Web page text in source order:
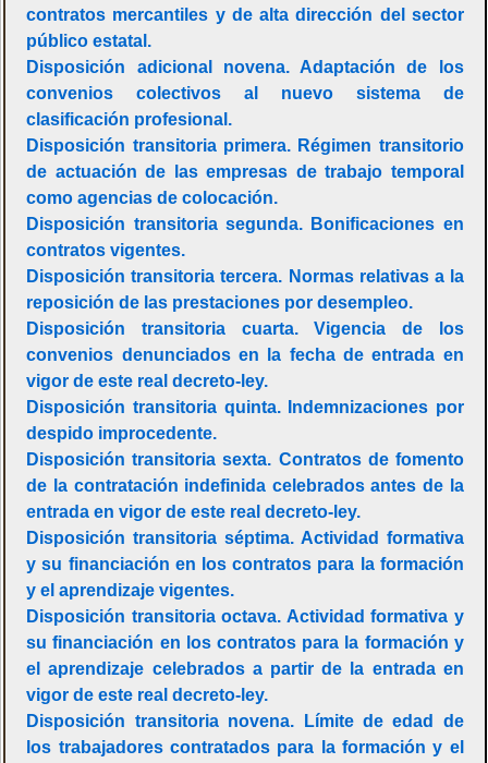
contratos mercantiles y de alta dirección del sector
público estatal.
Disposición adicional novena. Adaptación de los
convenios colectivos al nuevo sistema de
clasificación profesional.
Disposición transitoria primera. Régimen transitorio
de actuación de las empresas de trabajo temporal
como agencias de colocación.
Disposición transitoria segunda. Bonificaciones en
contratos vigentes.
Disposición transitoria tercera. Normas relativas a la
reposición de las prestaciones por desempleo.
Disposición transitoria cuarta. Vigencia de los
convenios denunciados en la fecha de entrada en
vigor de este real decreto-ley.
Disposición transitoria quinta. Indemnizaciones por
despido improcedente.
Disposición transitoria sexta. Contratos de fomento
de la contratación indefinida celebrados antes de la
entrada en vigor de este real decreto-ley.
Disposición transitoria séptima. Actividad formativa
y su financiación en los contratos para la formación
y el aprendizaje vigentes.
Disposición transitoria octava. Actividad formativa y
su financiación en los contratos para la formación y
el aprendizaje celebrados a partir de la entrada en
vigor de este real decreto-ley.
Disposición transitoria novena. Límite de edad de
los trabajadores contratados para la formación y el